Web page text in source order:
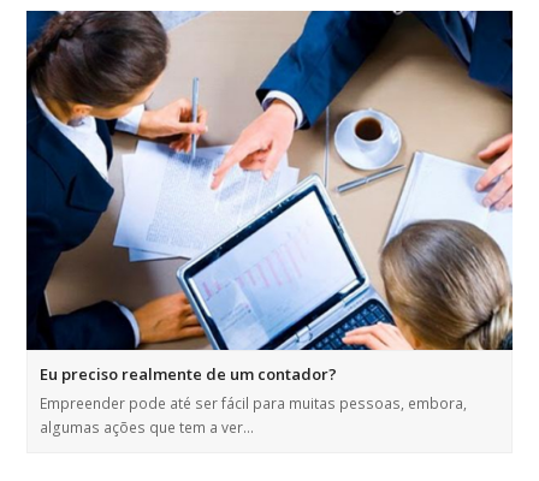
Eu preciso realmente de um contador?
Empreender pode até ser fácil para muitas pessoas, embora,
algumas ações que tem a ver…